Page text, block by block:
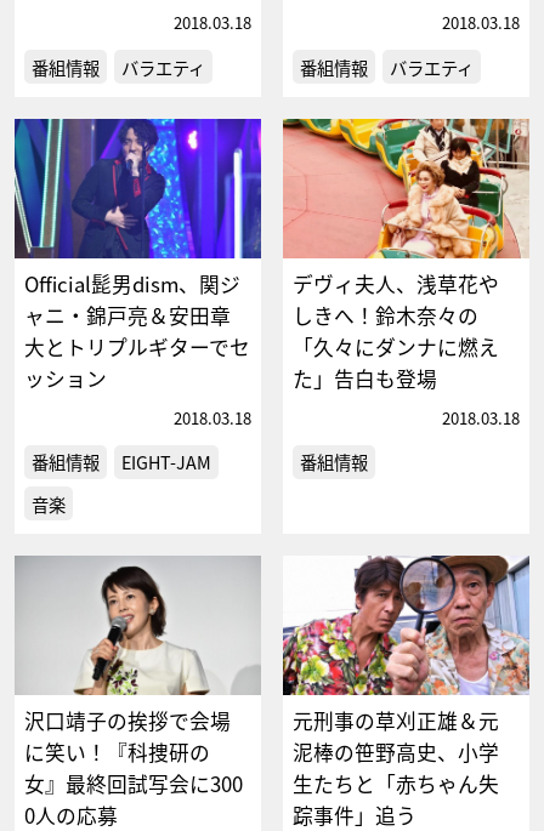
2018.03.18
番組情報 バラエティ
2018.03.18
番組情報 バラエティ
Official髭男dism、関ジ
ャニ・錦戸亮＆安田章
大とトリプルギターでセ
ッション
2018.03.18
番組情報
EIGHT-JAM
音楽
デヴィ夫人、浅草花や
しきへ！鈴木奈々の
「久々にダンナに燃え
た」告白も登場
2018.03.18
番組情報
沢口靖子の挨拶で会場
に笑い！『科捜研の
女』最終回試写会に300
0人の応募
元刑事の草刈正雄＆元
泥棒の笹野高史、小学
生たちと「赤ちゃん失
踪事件」追う